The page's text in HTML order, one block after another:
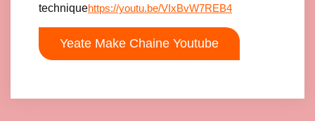
techniquehttps://youtu.be/VIxBvW7REB4
Yeate Make Chaine Youtube